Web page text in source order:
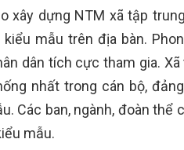
xây dựng NTM xã tập
mẫu trên địa bàn.
dân tích cực tham gia.
nhất trong cán bộ,
Các ban, ngành, đoàn thể
mẫu.